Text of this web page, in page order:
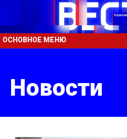
ОСНОВНОЕ МЕНЮ
Новости